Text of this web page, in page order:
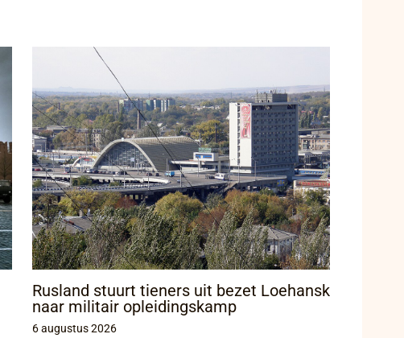
Rusland stuurt tieners uit bezet Loehansk
naar militair opleidingskamp
6 augustus 2026